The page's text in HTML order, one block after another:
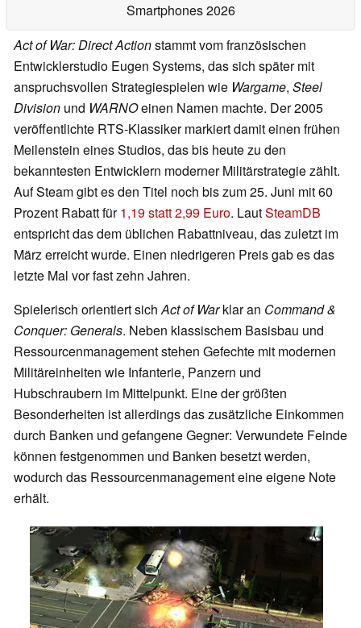
Smartphones 2026
Act of War: Direct Actionstammt vom französischen
Entwicklerstudio Eugen Systems, das sich später mit
anspruchsvollen Strategiespielen wie Wargame, Steel
Division und WARNOeinen Namen machte. Der 2005
veröffentlichte RTS-Klassiker markiert damit einen frühen
Meilenstein eines Studios, das bis heute zu den
bekanntesten Entwicklern moderner Militärstrategie zählt.
Auf Steam gibt es den Titel noch bis zum 25. Juni mit 60
Prozent Rabatt für1,19 statt 2,99 Euro. LautSteamDB
entspricht das dem üblichen Rabattniveau, das zuletzt im
März erreicht wurde. Einen niedrigeren Preis gab es das
letzte Mal vor fast zehn Jahren.
Spielerisch orientiert sichAct of Warklar an Command &
Conquer: Generals. Neben klassischem Basisbau und
Ressourcenmanagement stehen Gefechte mit modernen
Militäreinheiten wie Infanterie, Panzern und
Hubschraubern im Mittelpunkt. Eine der größten
Besonderheiten ist allerdings das zusätzliche Einkommen
durch Banken und gefangene Gegner: Verwundete Feinde
können festgenommen und Banken besetzt werden,
wodurch das Ressourcenmanagement eine eigene Note
erhält.